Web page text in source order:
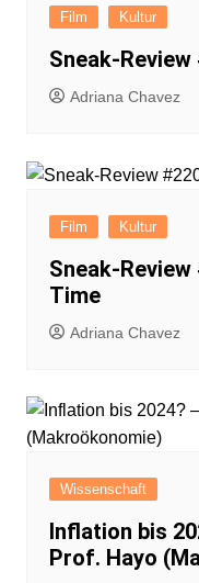
Film Kultur
Sneak-
Adriana Chavez
Film Kultur
Sneak-
Time
Adriana Chavez
Wissenschaft
Inflation bis
Prof. Hayo